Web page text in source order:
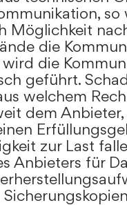
so
Möglichkeit
die
die
geführt.
welchem
dem
zur Last
Anbieters für